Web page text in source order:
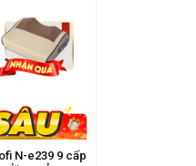
N-e239 9 cấp